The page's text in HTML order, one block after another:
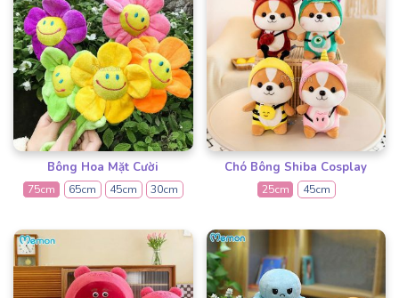
Bông Hoa Mặt Cười
75cm 65cm 45cm 30cm
Chó Bông Shiba Cosplay
25cm 45cm